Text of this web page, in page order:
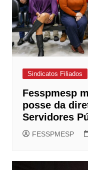
Sindicatos Filiados
Fesspmesp
posse da
Servidores
FESSPMESP